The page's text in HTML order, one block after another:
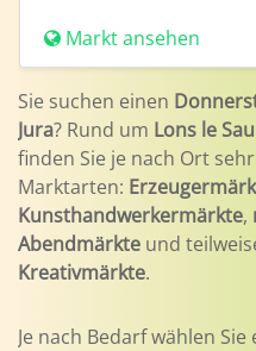
Markt ansehen
Sie suchen einen
Jura? Rund um Lons le
finden Sie je nach Ort
Marktarten:
Kunsthandwerkermärkte,
Abendmärkte und
Kreativmärkte.
Je nach Bedarf wählen